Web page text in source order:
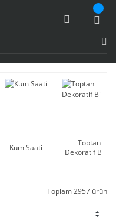
Kum Saati
Toptan
Dekoratif Biblo
Toplam 2957 ürün